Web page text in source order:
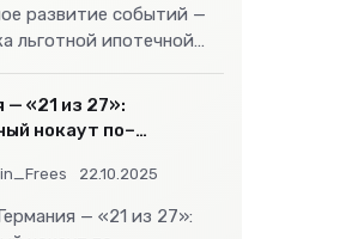
/ Мебель, интерьер, обиход /
развитие событий —
льготной ипотечной
— «21 из 27»:
нокаут по–
22.10.2025
— «21 из 27»: